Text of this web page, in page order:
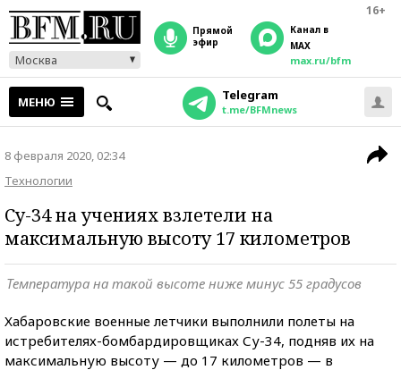
16+
Москва
прямой
эфир
Канал в
MAX
max.ru/bfm
МЕНЮ Telegram
t.me/BFMnews
8 февраля 2020, 02:34
Технологии
Су-34 на учениях взлетели на
максимальную высоту 17 километров
Температура на такой высоте ниже минус 55 градусов
Хабаровские военные летчики выполнили полеты на
истребителях-бомбардировщиках Су-34, подняв их на
максимальную высоту — до 17 километров — в